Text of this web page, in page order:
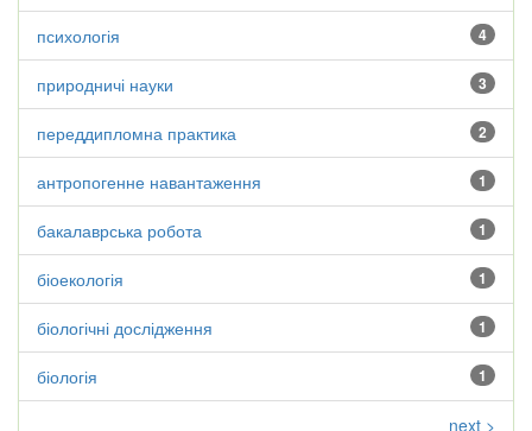
4
психологія
3
природничі науки
2
переддипломна практика
1
антропогенне навантаження
1
бакалаврська робота
1
біоекологія
1
біологічні дослідження
1
біологія
next >